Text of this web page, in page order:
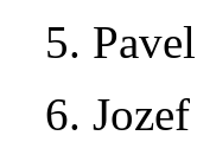
5.
6.